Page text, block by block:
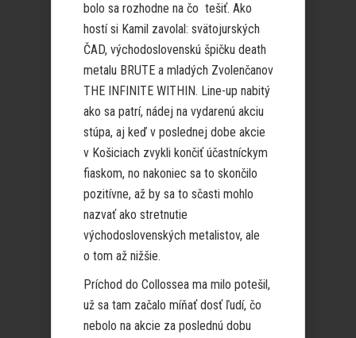
bolo sa rozhodne na čo tešiť. Ako
hostí si Kamil zavolal: svätojurských
ČAD, východoslovenskú špičku death
metalu BRUTE a mladých Zvolenčanov
THE INFINITE WITHIN. Line-up nabitý
ako sa patrí, nádej na vydarenú akciu
stúpa, aj keď v poslednej dobe akcie
v Košiciach zvykli končiť účastníckym
fiaskom, no nakoniec sa to skončilo
pozitívne, až by sa to sčasti mohlo
nazvať ako stretnutie
východoslovenských metalistov, ale
o tom až nižšie.
Príchod do Collossea ma milo potešil,
už sa tam začalo míňať dosť ľudí, čo
nebolo na akcie za poslednú dobu